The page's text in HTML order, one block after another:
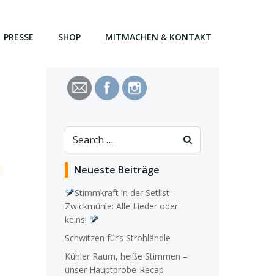
PRESSE SHOP MITMACHEN & KONTAKT
Search
for:
Neueste Beiträge
Stimmkraft in der Setlist-
Zwickmühle: Alle Lieder oder
keins!
Schwitzen für’s Strohländle
Kühler Raum, heiße Stimmen –
unser Hauptprobe-Recap